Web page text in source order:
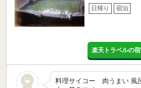
日帰り 宿泊
楽天トラベルの
料理サイコー 肉うまい